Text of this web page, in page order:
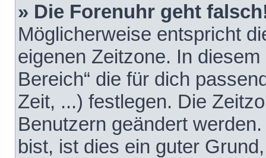
» Die Forenuhr geht
Möglicherweise entspricht
eigenen Zeitzone. In
Bereich“ die für dich
Zeit, ...) festlegen. Die
Benutzern geändert
bist, ist dies ein guter